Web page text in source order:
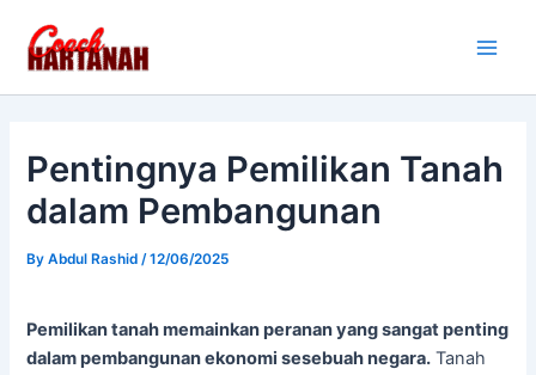
content
Pentingnya Pemilikan Tanah
dalam Pembangunan
ByAbdul Rashid /12/06/2025
Pemilikan tanah memainkan peranan yang sangat penting
dalam pembangunan ekonomi sesebuah negara. Tanah